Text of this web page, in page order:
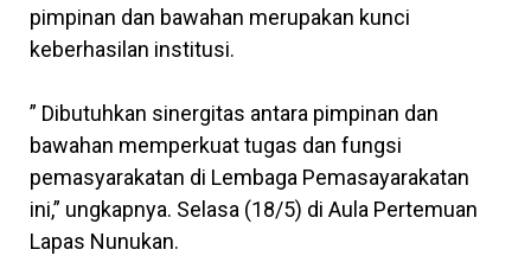
pimpinan dan bawahan merupakan kunci
keberhasilan institusi.
” Dibutuhkan sinergitas antara pimpinan dan
bawahan memperkuat tugas dan fungsi
pemasyarakatan di Lembaga Pemasayarakatan
ini,” ungkapnya. Selasa (18/5) di Aula Pertemuan
Lapas Nunukan.